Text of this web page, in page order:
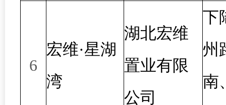
6
宏维·星湖
湾
湖北宏维
置业有限
公司
下
州
南